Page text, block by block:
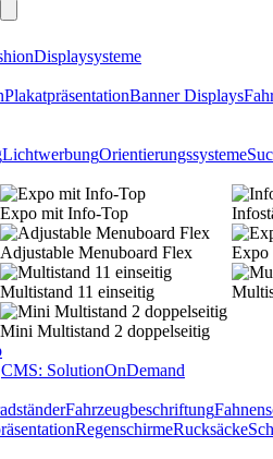
Displaysysteme
PlakatpräsentationBanner Displays
LichtwerbungOrientierungssysteme
Expo mit Info-Top
Adjustable Menuboard Flex Expo
Multistand 11 einseitig
Mini Multistand 2 doppelseitig
CMS: SolutionOnDemand
Fahrzeugbeschriftung
RegenschirmeRucksäcke